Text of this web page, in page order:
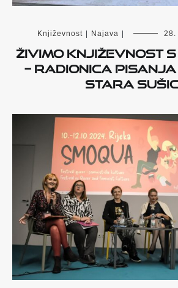
Književnost Najava 28.
Živimo književnost s
– radionica
Stara